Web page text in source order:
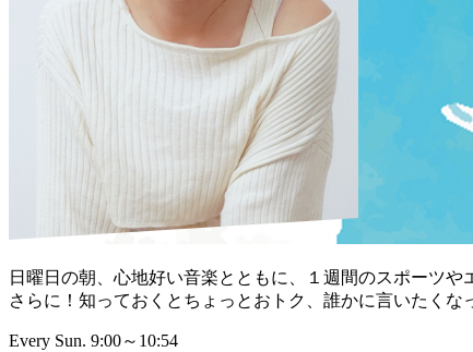
日曜日の朝、心地好い音楽とともに、１週間のスポーツや
さらに！知っておくとちょっとおトク、誰かに言いたくな
Every Sun. 9:00～10:54